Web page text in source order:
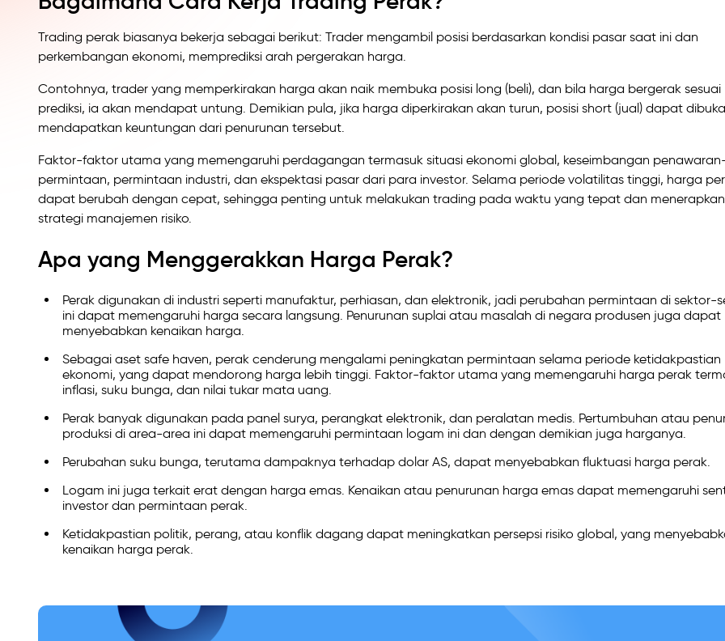
Trading perak biasanya bekerja sebagai berikut: Trader mengambil posisi berdasarkan kondisi pasar saat ini dan
perkembangan ekonomi, memprediksi arah pergerakan harga.
Contohnya, trader yang memperkirakan harga akan naik membuka posisi long (beli), dan bila harga bergerak sesuai
prediksi, ia akan mendapat untung. Demikian pula, jika harga diperkirakan akan turun, posisi short (jual) dapat
mendapatkan keuntungan dari penurunan tersebut.
Faktor-faktor utama yang memengaruhi perdagangan termasuk situasi ekonomi global, keseimbangan
permintaan, permintaan industri, dan ekspektasi pasar dari para investor. Selama periode volatilitas tinggi, harga
dapat berubah dengan cepat, sehingga penting untuk melakukan trading pada waktu yang tepat dan menerapkan
strategi manajemen risiko.
Apa yang Menggerakkan Harga Perak?
Perak digunakan di industri seperti manufaktur, perhiasan, dan elektronik, jadi perubahan permintaan di sektor-
ini dapat memengaruhi harga secara langsung. Penurunan suplai atau masalah di negara produsen juga dapat
menyebabkan kenaikan harga.
Sebagai aset safe haven, perak cenderung mengalami peningkatan permintaan selama periode ketidakpastian
ekonomi, yang dapat mendorong harga lebih tinggi. Faktor-faktor utama yang memengaruhi harga perak
inflasi, suku bunga, dan nilai tukar mata uang.
Perak banyak digunakan pada panel surya, perangkat elektronik, dan peralatan medis. Pertumbuhan atau
produksi di area-area ini dapat memengaruhi permintaan logam ini dan dengan demikian juga harganya.
Perubahan suku bunga, terutama dampaknya terhadap dolar AS, dapat menyebabkan fluktuasi harga perak.
Logam ini juga terkait erat dengan harga emas. Kenaikan atau penurunan harga emas dapat memengaruhi
investor dan permintaan perak.
Ketidakpastian politik, perang, atau konflik dagang dapat meningkatkan persepsi risiko global, yang
kenaikan harga perak.